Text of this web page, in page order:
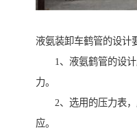
液氨装卸车鹤管的设计
1、液氨鹤管的设计
力。
2、选用的压力表，
应。